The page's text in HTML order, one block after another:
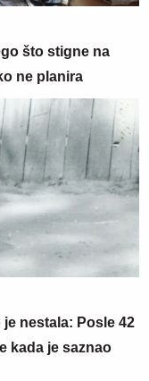
što stigne na
ne planira
nestala: Posle 42
kada je saznao